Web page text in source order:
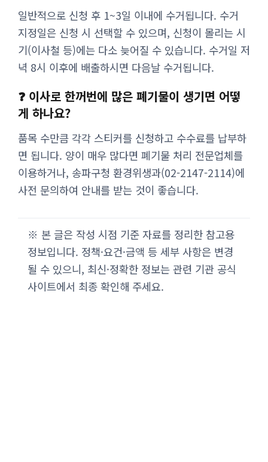
일반적으로 신청 후 1~3일 이내에 수거됩니다. 수거
지정일은 신청 시 선택할 수 있으며, 신청이 몰리는 시
기(이사철 등)에는 다소 늦어질 수 있습니다. 수거일 저
녁 8시 이후에 배출하시면 다음날 수거됩니다.
❓ 이사로 한꺼번에 많은 폐기물이 생기면 어떻
게 하나요?
품목 수만큼 각각 스티커를 신청하고 수수료를 납부하
면 됩니다. 양이 매우 많다면 폐기물 처리 전문업체를
이용하거나, 송파구청 환경위생과(02-2147-2114)에
사전 문의하여 안내를 받는 것이 좋습니다.
※ 본 글은 작성 시점 기준 자료를 정리한 참고용
정보입니다. 정책·요건·금액 등 세부 사항은 변경
될 수 있으니, 최신·정확한 정보는 관련 기관 공식
사이트에서 최종 확인해 주세요.